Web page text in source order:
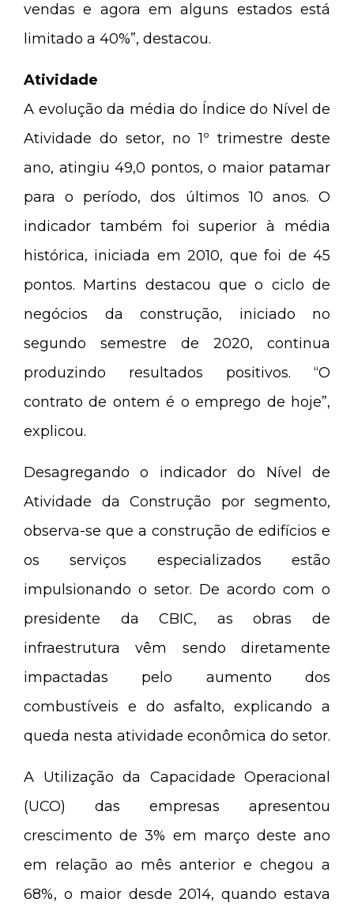
vendas e agora em alguns estados está
limitado a 40%”, destacou.
Atividade
A evolução da média do Índice do Nível de
Atividade do setor, no 1º trimestre deste
ano, atingiu 49,0 pontos, o maior patamar
para o período, dos últimos 10 anos. O
indicador também foi superior à média
histórica, iniciada em 2010, que foi de 45
pontos. Martins destacou que o ciclo de
negócios da construção, iniciado no
segundo semestre de 2020, continua
produzindo resultados positivos. “O
contrato de ontem é o emprego de hoje”,
explicou.
Desagregando o indicador do Nível de
Atividade da Construção por segmento,
observa-se que a construção de edifícios e
os serviços especializados estão
impulsionando o setor. De acordo com o
presidente da CBIC, as obras de
infraestrutura vêm sendo diretamente
impactadas pelo aumento dos
combustíveis e do asfalto, explicando a
queda nesta atividade econômica do setor.
A Utilização da Capacidade Operacional
(UCO) das empresas apresentou
crescimento de 3% em março deste ano
em relação ao mês anterior e chegou a
68%, o maior desde 2014, quando estava